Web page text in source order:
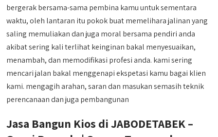
bergerak bersama-sama pembina kamu untuk sementara
waktu, oleh lantaran itu pokok buat memelihara jalinan yang
saling memuliakan dan juga moral bersama pendiri anda
akibat sering kali terlihat keinginan bakal menyesuaikan,
menambah, dan memodifikasi profesi anda. kami sering
mencari jalan bakal menggenapi ekspetasi kamu bagai klien
kami. mengagih arahan, saran dan masukan semasih teknik
perencanaan dan juga pembangunan
Jasa Bangun Kios di JABODETABEK –